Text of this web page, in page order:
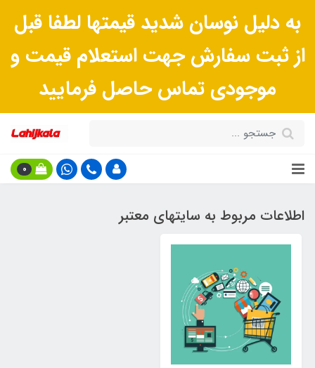
به دلیل نوسان شدید قیمتها لطفا قبل
از ثبت سفارش جهت استعلام قیمت و
موجودی تماس حاصل فرمایید
0
اطلاعات مربوط به سایتهای معتبر